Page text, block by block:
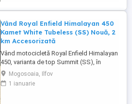
Vând Royal Enfield Himalayan 450
Kamet White Tubeless (SS) Nouă, 2
km Accesorizată
Vând motocicletă Royal Enfield Himalayan
450, varianta de top Summit (SS), în
culoarea Kamet White, dotată din fabrică
cu jante Tubeless. Motocicleta este
practic nouă, neutilizată (2 km). A fost
Mogosoaia, Ilfov
1 ianuarie